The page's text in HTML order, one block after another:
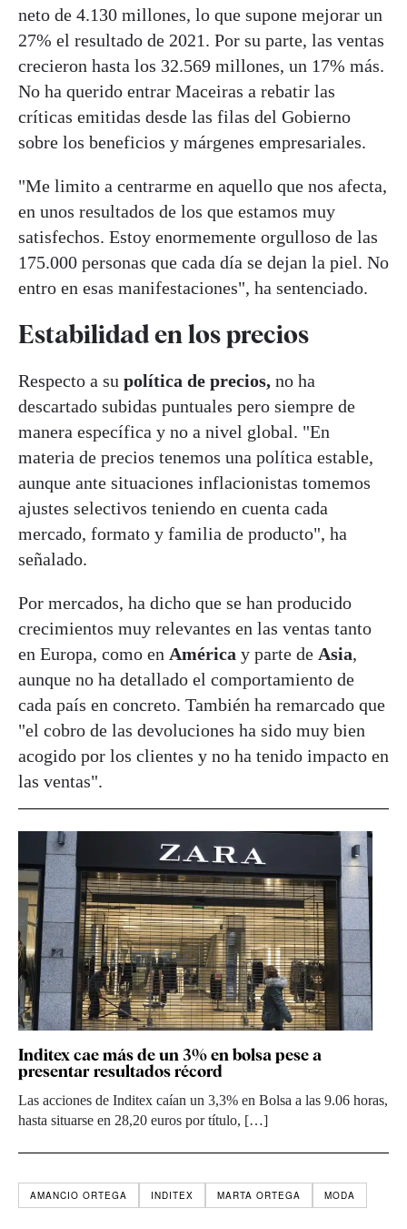
neto de 4.130 millones, lo que supone mejorar un
27% el resultado de 2021. Por su parte, las ventas
crecieron hasta los 32.569 millones, un 17% más.
No ha querido entrar Maceiras a rebatir las
críticas emitidas desde las filas del Gobierno
sobre los beneficios y márgenes empresariales.
"Me limito a centrarme en aquello que nos afecta,
en unos resultados de los que estamos muy
satisfechos. Estoy enormemente orgulloso de las
175.000 personas que cada día se dejan la piel. No
entro en esas manifestaciones", ha sentenciado.
Estabilidad en los precios
Respecto a su política de precios, no ha
descartado subidas puntuales pero siempre de
manera específica y no a nivel global. "En
materia de precios tenemos una política estable,
aunque ante situaciones inflacionistas tomemos
ajustes selectivos teniendo en cuenta cada
mercado, formato y familia de producto", ha
señalado.
Por mercados, ha dicho que se han producido
crecimientos muy relevantes en las ventas tanto
en Europa, como en América y parte de Asia,
aunque no ha detallado el comportamiento de
cada país en concreto. También ha remarcado que
"el cobro de las devoluciones ha sido muy bien
acogido por los clientes y no ha tenido impacto en
las ventas".
Inditex cae más de un 3% en bolsa pese a
presentar resultados récord
Las acciones de Inditex caían un 3,3% en Bolsa a las 9.06 horas,
hasta situarse en 28,20 euros por título, […]
AMANCIO ORTEGA INDITEX MARTA ORTEGA MODA